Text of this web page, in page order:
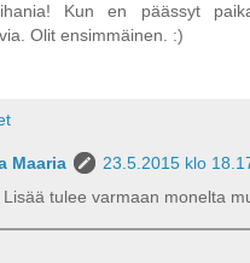
Kun en päässyt
Olit ensimmäinen. :)
Maaria
23.5.2015 klo
Lisää tulee varmaan monelta